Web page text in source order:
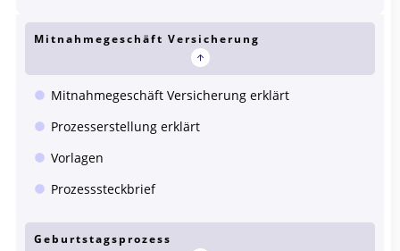
Mitnahmegeschäft Versicherung
Mitnahmegeschäft Versicherung erklärt
Prozesserstellung erklärt
Vorlagen
Prozesssteckbrief
Geburtstagsprozess